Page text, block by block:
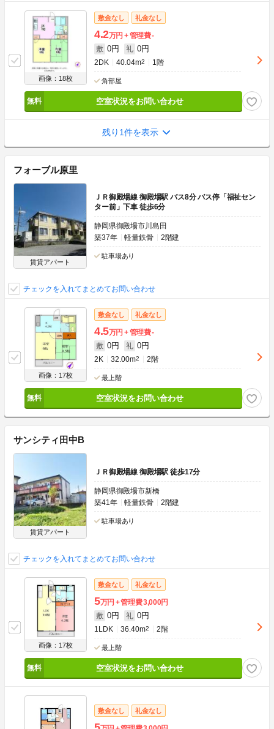
画像：18枚
敷金なし 礼金なし
4.2万円 管理費-
敷 0円 礼 0円
2DK 40.04m2 1階
角部屋
空室状況をお問い合わせ
残り1件を表示
フォーブル原里
賃貸アパート
ＪＲ御殿場線 御殿場駅 バス8分 バス停「福祉セン
ター前」下車 徒歩6分
静岡県御殿場市川島田
築37年
軽量鉄骨 2階建
駐車場あり
チェックを入れてまとめてお問い合わせ
画像：17枚
敷金なし 礼金なし
4.5万円 管理費-
敷 0円 礼 0円
2K 32.00m2 2階
最上階
空室状況をお問い合わせ
サンシティ田中B
賃貸アパート
ＪＲ御殿場線 御殿場駅 徒歩17分
静岡県御殿場市新橋
築41年
軽量鉄骨 2階建
駐車場あり
チェックを入れてまとめてお問い合わせ
画像：17枚
敷金なし 礼金なし
5万円 管理費3,000円
敷 0円 礼 0円
1LDK 36.40m2 2階
最上階
空室状況をお問い合わせ
敷金なし 礼金なし